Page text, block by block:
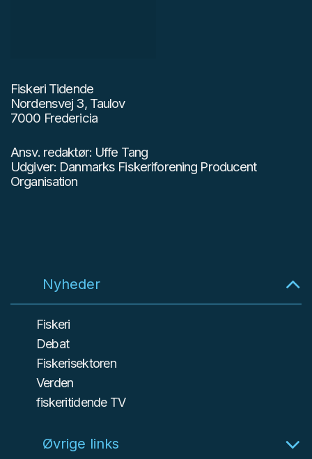
Fiskeri Tidende
Nordensvej 3, Taulov
7000 Fredericia
Ansv. redaktør: Uffe Tang
Udgiver: Danmarks Fiskeriforening Producent
Organisation
Nyheder
Fiskeri
Debat
Fiskerisektoren
Verden
fiskeritidende TV
Øvrige links